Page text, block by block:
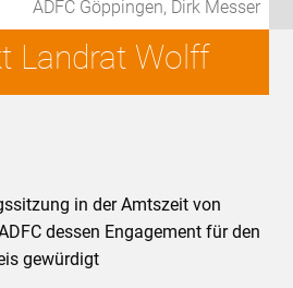
ADFC Göppingen, Dirk Messer
Landrat Wolff
in der Amtszeit von
dessen Engagement für den
gewürdigt